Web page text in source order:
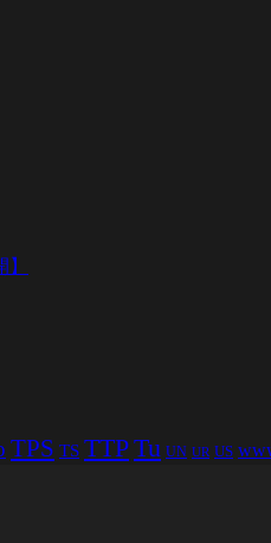
TPS TS TTPTu UN UR US